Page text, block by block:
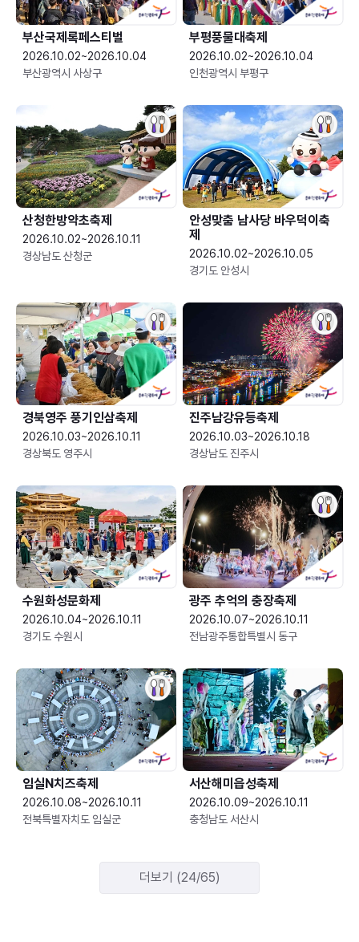
부산국제록페스티벌
2026.10.02~2026.10.04
부산광역시 사상구
부평풍물대축제
2026.10.02~2026.10.04
인천광역시 부평구
산청한방약초축제
2026.10.02~2026.10.11
경상남도 산청군
안성맞춤 남사당 바우덕이축
제
2026.10.02~2026.10.05
경기도 안성시
경북영주 풍기인삼축제
2026.10.03~2026.10.11
경상북도 영주시
진주남강유등축제
2026.10.03~2026.10.18
경상남도 진주시
수원화성문화제
2026.10.04~2026.10.11
경기도 수원시
광주 추억의 충장축제
2026.10.07~2026.10.11
전남광주통합특별시 동구
임실N치즈축제
2026.10.08~2026.10.11
전북특별자치도 임실군
서산해미읍성축제
2026.10.09~2026.10.11
충청남도 서산시
더보기 (24/65)